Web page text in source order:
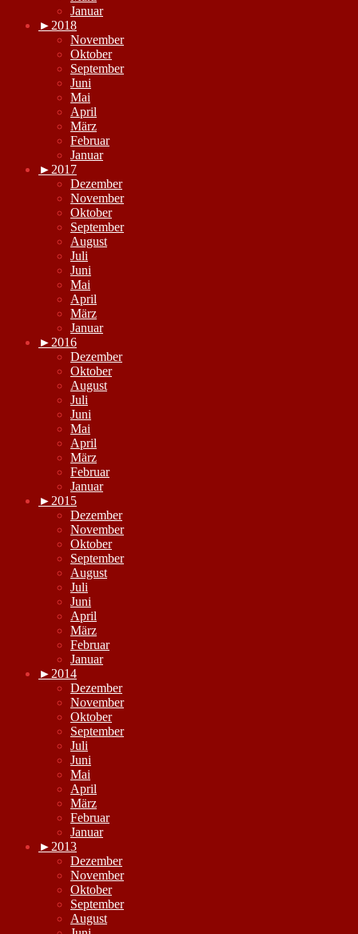
Januar
► 2018
November
Oktober
September
Juni
Mai
April
März
Februar
Januar
► 2017
Dezember
November
Oktober
September
August
Juli
Juni
Mai
April
März
Januar
► 2016
Dezember
Oktober
August
Juli
Juni
Mai
April
März
Februar
Januar
► 2015
Dezember
November
Oktober
September
August
Juli
Juni
April
März
Februar
Januar
► 2014
Dezember
November
Oktober
September
Juli
Juni
Mai
April
März
Februar
Januar
► 2013
Dezember
November
Oktober
September
August